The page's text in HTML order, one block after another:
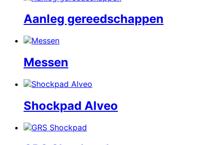
Aanleg gereedschappen
Messen
Shockpad Alveo